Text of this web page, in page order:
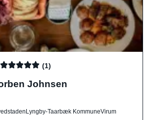
(1)
Johnsen
Lyngby-Taarbæk KommuneVirum